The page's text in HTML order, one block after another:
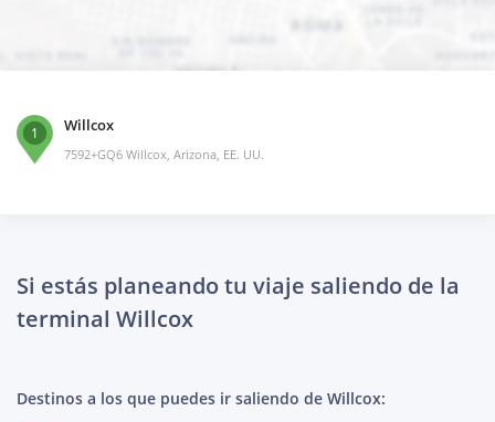
1 Willcox
7592+GQ6 Willcox, Arizona, EE. UU.
Si estás planeando tu viaje saliendo de la
terminal Willcox
Destinos a los que puedes ir saliendo de Willcox: